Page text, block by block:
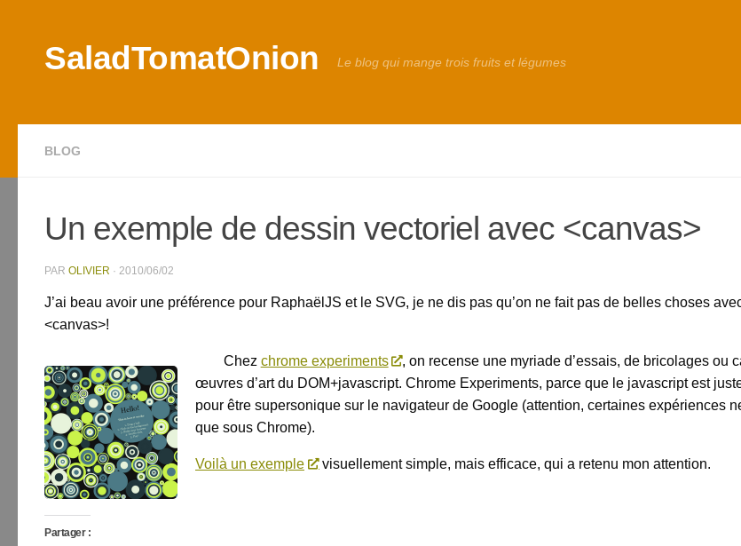
SaladTomatOnion Le blog qui mange trois fruits et légumes
BLOG
Un exemple de dessin vectoriel avec <canvas>
PAR OLIVIER · 2010/06/02
J’ai beau avoir une préférence pour RaphaëlJS et le SVG, je ne dis pas qu’on ne fait pas de belles choses
<canvas>!
Chez chrome experiments
, on recense une myriade d’essais, de bricolages ou
œuvres d’art du DOM+javascript. Chrome Experiments, parce que le javascript est
pour être supersonique sur le navigateur de Google (attention, certaines expériences
que sous Chrome).
Voilà un exemple visuellement simple, mais efficace, qui a retenu mon attention.
Partager :